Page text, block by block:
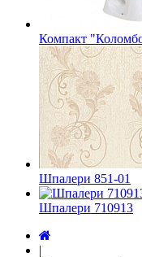
Компакт
Шпалери 851-01
Шпалери 710913
|